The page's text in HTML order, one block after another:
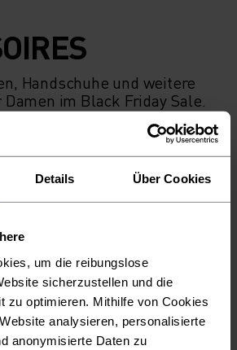
Details Über Cookies
um die reibungslose
sicherzustellen und die
zu optimieren. Mithilfe von Cookies
analysieren, personalisierte
anonymisierte Daten zu
Handschuhe und weitere
im Black Friday Sale.
für Wärme und Komfort